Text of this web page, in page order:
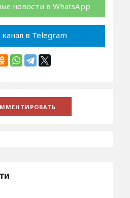
новости в WhatsApp
в Telegram